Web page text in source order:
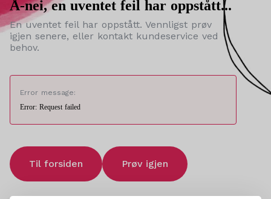
Å-nei, en uventet feil har oppstått...
En uventet feil har oppstått. Vennligst prøv
igjen senere, eller kontakt kundeservice ved
behov.
Error message:
Error: Request failed
Til forsiden Prøv igjen